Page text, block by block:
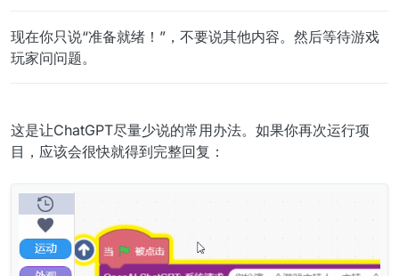
现在你只说“准备就绪！”，不要说其他内容。然后等待游戏
玩家问问题。
这是让ChatGPT尽量少说的常用办法。如果你再次运行项
目，应该会很快就得到完整回复：